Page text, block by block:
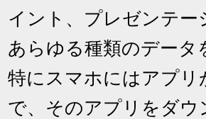
イント、プレゼンテー
あらゆる種類のデータ
特にスマホにはアプリ
で、そのアプリをダウ